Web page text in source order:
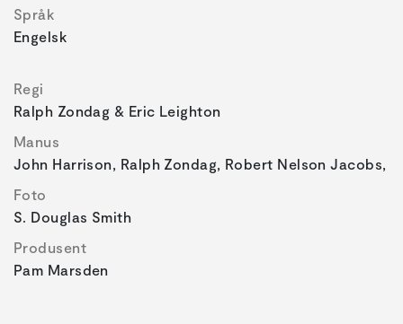
Språk
Engelsk
Regi
Ralph Zondag & Eric Leighton
Manus
John Harrison, Ralph Zondag, Robert Nelson Jacobs,
Foto
S. Douglas Smith
Produsent
Pam Marsden